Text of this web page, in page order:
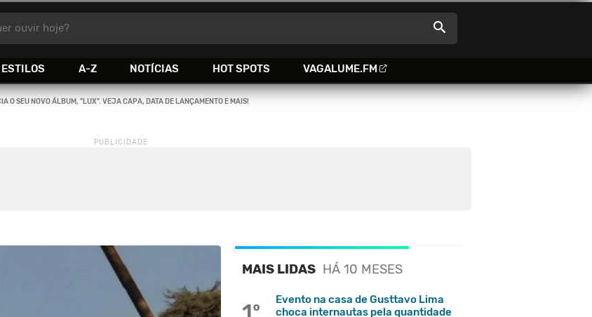
ESTILOS A-Z NOTÍCIAS HOT SPOTS VAGALUME.FM
ouvir hoje?
O SEU NOVO ÁLBUM, "LUX". VEJA CAPA, DATA DE LANÇAMENTO E MAIS!
MAIS LIDAS HÁ 10 MESES
Evento na casa de Gusttavo Lima
choca internautas pela quantidade